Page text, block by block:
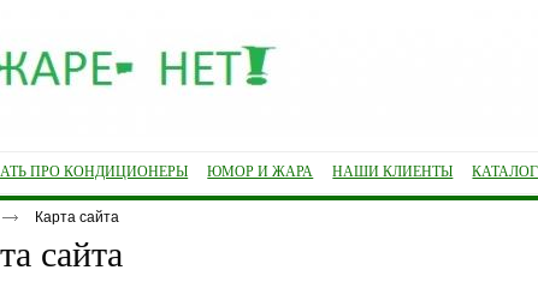
ПРО КОНДИЦИОНЕРЫ ЮМОР И ЖАРА НАШИ КЛИЕНТЫ КАТАЛОГ
Карта сайта
сайта